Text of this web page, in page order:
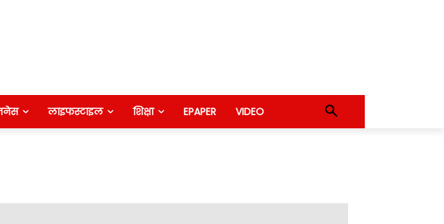
लाइफस्टाइल शिक्षा EPAPER VIDEO